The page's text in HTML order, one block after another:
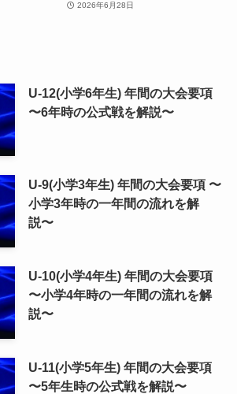
2026年6月28日
U-12(小学6年生) 年間の大会要項
〜6年時の公式戦を解説〜
U-9(小学3年生) 年間の大会要項 〜
小学3年時の一年間の流れを解
説〜
U-10(小学4年生) 年間の大会要項
〜小学4年時の一年間の流れを解
説〜
U-11(小学5年生) 年間の大会要項
〜5年生時の公式戦を解説〜